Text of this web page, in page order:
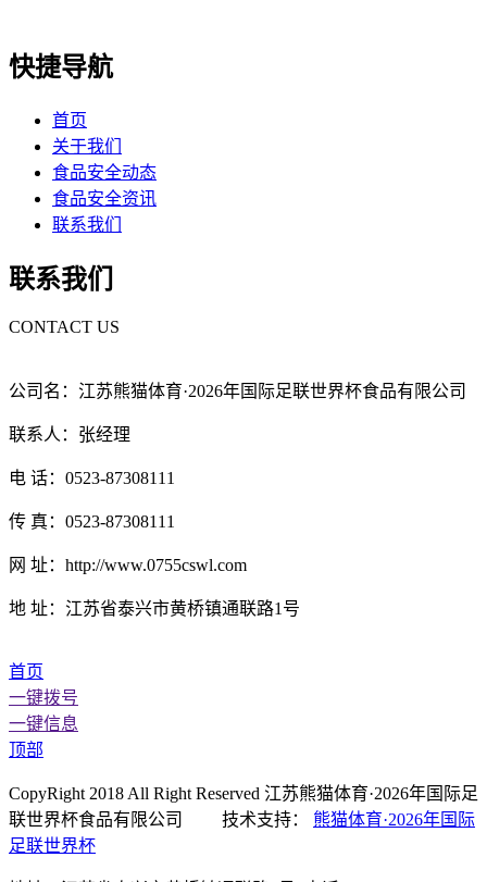
快捷导航
首页
关于我们
食品安全动态
食品安全资讯
联系我们
联系我们
CONTACT US
公司名：江苏熊猫体育·2026年国际足联世界杯食品有限公司
联系人：张经理
电 话：0523-87308111
传 真：0523-87308111
网 址：http://www.0755cswl.com
地 址：江苏省泰兴市黄桥镇通联路1号
首页
一键拨号
一键信息
顶部
CopyRight 2018 All Right Reserved 江苏熊猫体育·2026年国际足
联世界杯食品有限公司 技术支持： 熊猫体育·2026年国际
足联世界杯